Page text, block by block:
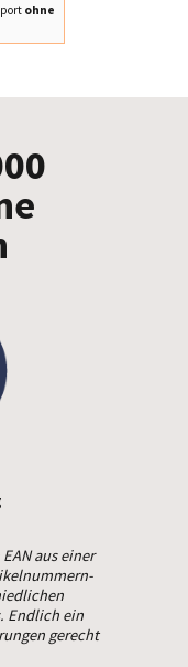
ohne
aus einer
Endlich ein
gerecht